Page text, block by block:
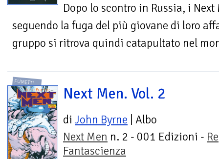
Dopo lo scontro in Russia, i
seguendo la fuga del più giovane di loro
gruppo si ritrova quindi catapultato nel
FUMETTI
Next Men. Vol. 2
di John Byrne | Albo
Next Men n. 2 - 001 Edizioni -
Fantascienza